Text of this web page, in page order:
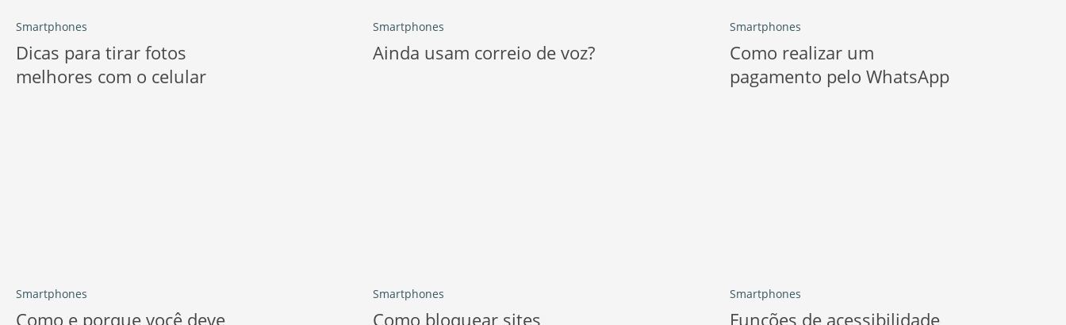
Smartphones
Dicas para tirar fotos
melhores com o celular
Smartphones
Ainda usam correio de voz?
Smartphones
Como realizar um
pagamento pelo WhatsApp
Smartphones
Como e porque você deve
Smartphones
Como bloquear sites
Smartphones
Funções de acessibilidade